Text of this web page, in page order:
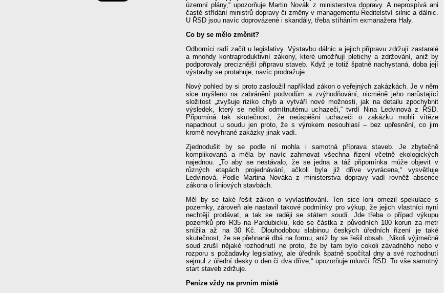
územní plány,“ upozorňuje Martin Novák z ministerstva dopravy. A neprospívá ani
časté střídání ministrů dopravy či změny v managementu Ředitelství silnic a dálnic.
U ŘSD jsou navíc doprovázené i skandály, třeba stíháním exmanažera Haly.
Co by se mělo změnit?
Odborníci radí začít u legislativy. Výstavbu dálnic a jejich přípravu zdržují zastaralé
a mnohdy kontraproduktivní zákony, které umožňují pletichy a zdržování, aniž by
podporovaly preciznější přípravu staveb. Když je totiž špatně nachystaná, doba její
výstavby se protahuje, navíc prodražuje.
Nový pohled by si proto zasloužil například zákon o veřejných zakázkách. Je v něm
sice myšleno na zabránění podvodům a zvýhodňování, nicméně jeho narůstající
složitost „zvyšuje riziko chyb a vytváří nové možnosti, jak na detailu zpochybnit
výsledek, který se nelíbí odmítnutému uchazeči,“ tvrdí Nina Ledvinová z ŘSD.
Připomíná tak skutečnost, že neúspěšní uchazeči o zakázku mohli vítěze
napadnout u soudu jen proto, že s výrokem nesouhlasí – bez upřesnění, co jim
kromě nevyhrané zakázky jinak vadí.
Zjednodušit by se podle ní mohla i samotná příprava staveb. Je zbytečně
komplikovaná a měla by navíc zahrnovat všechna řízení včetně ekologických
najednou. „To aby se nestávalo, že se jedna a táž připomínka může objevit v
různých etapách projednávání, ačkoli byla již dříve vyvrácena,“ vysvětluje
Ledvinová. Podle Martina Nováka z ministerstva dopravy vadí rovněž absence
zákona o liniových stavbách.
Měl by se také řešit zákon o vyvlastňování. Ten sice loni omezil spekulace s
pozemky, zároveň ale nastavil takové podmínky pro výkup, že jejich vlastníci nyní
nechtějí prodávat, a tak se raději se státem soudí. Jde třeba o případ výkupu
pozemků pro R35 na Pardubicku, kde se částka z původních 100 korun za metr
snížila až na 30 Kč. Dlouhodobou slabinou českých úředních řízení je také
skutečnost, že se přehnaně dbá na formu, aniž by se řešil obsah. „Nikoli výjimečně
soud zruší nějaké rozhodnutí ne proto, že by tam bylo cokoli závadného nebo v
rozporu s požadavky legislativy, ale úředník špatně spočítal dny a své rozhodnutí
sejmul z úřední desky o den či dva dříve,“ upozorňuje mluvčí ŘSD. To vše samotný
start staveb zdržuje.
Peníze vždy na prvním místě